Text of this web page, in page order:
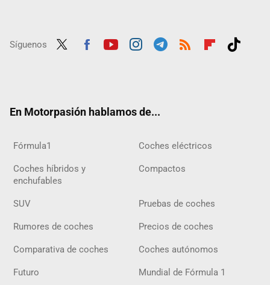
Síguenos
En Motorpasión hablamos de...
Fórmula1 Coches eléctricos
Coches híbridos y
enchufables
Compactos
SUV Pruebas de coches
Rumores de coches Precios de coches
Comparativa de coches Coches autónomos
Futuro Mundial de Fórmula 1